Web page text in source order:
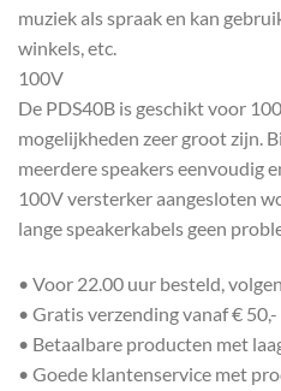
muziek als spraak en kan
winkels, etc.
100V
De PDS40B is geschikt voor
mogelijkheden zeer groot zijn.
meerdere speakers eenvoudig
100V versterker aangesloten
lange speakerkabels geen
• Voor 22.00 uur besteld,
• Gratis verzending vanaf € 50,-
• Betaalbare producten met
• Goede klantenservice met